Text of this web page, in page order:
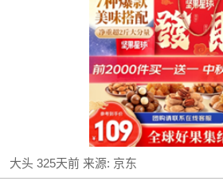
大头 325天前来源: 京东